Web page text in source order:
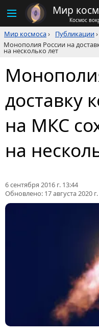
Мир
Космос
Мир космоса› Публикации›
Монополия России на
на несколько лет
доставку
на МКС
на
6 сентября 2016 г. 13:44
Обновлено: 17 августа 2020